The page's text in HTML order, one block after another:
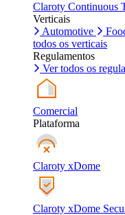
Claroty Continuous
Verticais
Automotive
todos os verticais
Regulamentos
Ver todos os
Comercial
Plataforma
Claroty xDome
Claroty xDome